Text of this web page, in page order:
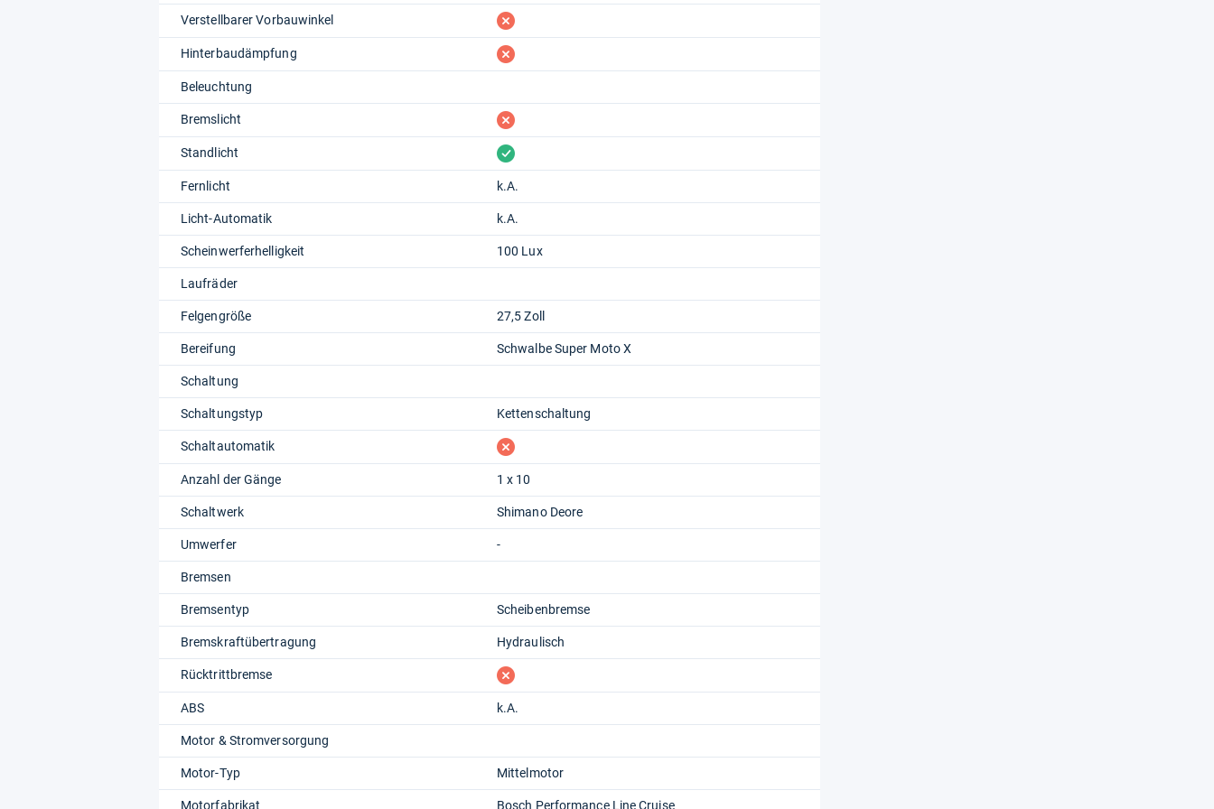
Verstellbarer Vorbauwinkel fehlt
Hinterbaudämpfung fehlt
Beleuchtung
Bremslicht fehlt
Standlicht vorhanden
Fernlicht k.A.
Licht-Automatik k.A.
Scheinwerferhelligkeit 100 Lux
Laufräder
Felgengröße 27,5 Zoll
Bereifung Schwalbe Super Moto X
Schaltung
Schaltungstyp Kettenschaltung
Schaltautomatik fehlt
Anzahl der Gänge 1 x 10
Schaltwerk Shimano Deore
Umwerfer -
Bremsen
Bremsentyp Scheibenbremse
Bremskraftübertragung Hydraulisch
Rücktrittbremse fehlt
ABS k.A.
Motor & Stromversorgung
Motor-Typ Mittelmotor
Motorfabrikat Bosch Performance Line Cruise